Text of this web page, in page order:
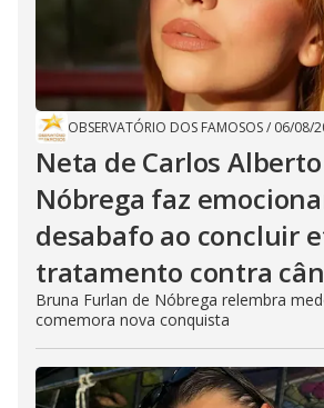
OBSERVATÓRIO DOS FAMOSOS/ 06/08/
Neta de Carlos
Nóbrega faz
desabafo ao concluir
tratamento contra
Bruna Furlan de Nóbrega relembra
comemora nova conquista